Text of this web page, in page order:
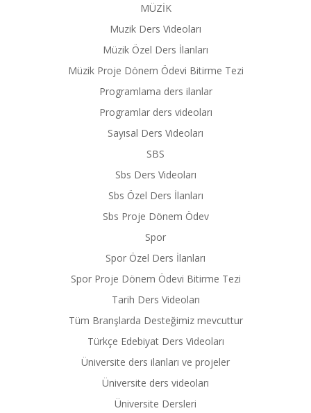
MÜZİK
Muzik Ders Videoları
Müzik Özel Ders İlanları
Müzik Proje Dönem Ödevi Bitirme Tezi
Programlama ders ilanlar
Programlar ders videoları
Sayısal Ders Videoları
SBS
Sbs Ders Videoları
Sbs Özel Ders İlanları
Sbs Proje Dönem Ödev
Spor
Spor Özel Ders İlanları
Spor Proje Dönem Ödevi Bitirme Tezi
Tarih Ders Videoları
Tüm Branşlarda Desteğimiz mevcuttur
Türkçe Edebiyat Ders Videoları
Üniversite ders ilanları ve projeler
Üniversite ders videoları
Üniversite Dersleri